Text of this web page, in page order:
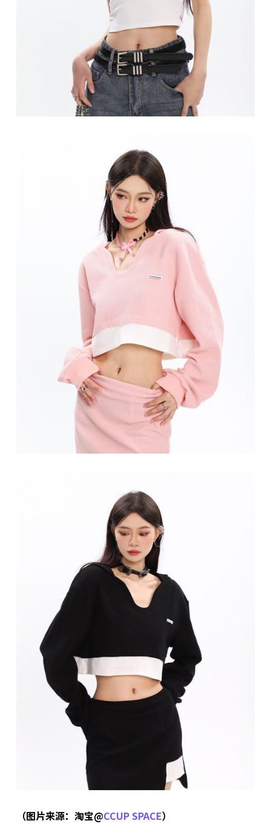
（图片来源：淘宝@CCUP SPACE）